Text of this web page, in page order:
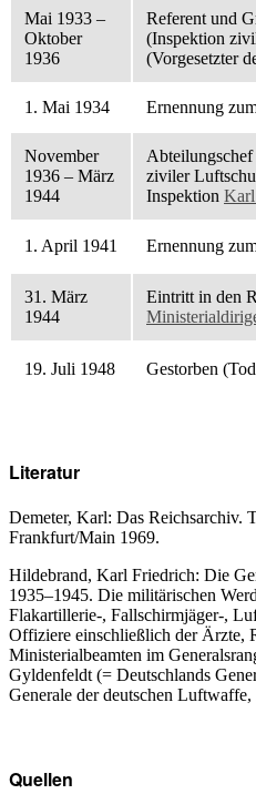
Mai 1933 –
Oktober
1936
Referent und
(Inspektion
(Vorgesetzter
1. Mai 1934 Ernennung
November
1936 – März
1944
ziviler
Inspektion
1. April 1941 Ernennung
31. März
1944
Eintritt in den
19. Juli 1948 Gestorben
Literatur
Demeter, Karl: Das Reichsarchiv.
Frankfurt/Main 1969.
Hildebrand, Karl Friedrich: Die
1935­–1945. Die militärischen
Flakartillerie-, Fallschirmjäger-,
Offiziere einschließlich der Ärzte,
Ministerialbeamten im
Gyldenfeldt (= Deutschlands
Generale der deutschen
Quellen